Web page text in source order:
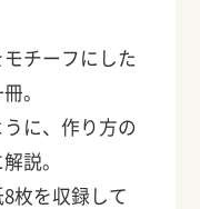
チーフにした
。
に、作り方の
説。
枚を収録して